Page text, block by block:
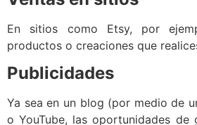
En sitios como Etsy, por
productos o creaciones que
Publicidades
Ya sea en un blog (por medio de
o YouTube, las oportunidades de